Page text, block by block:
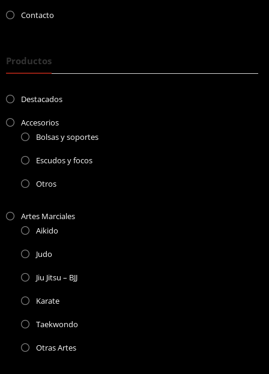
Contacto
Productos
Destacados
Accesorios
Bolsas y soportes
Escudos y focos
Otros
Artes Marciales
Aikido
Judo
Jiu Jitsu – BJJ
Karate
Taekwondo
Otras Artes